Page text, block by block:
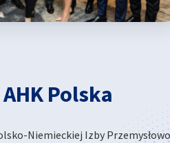
PolishPolska
Niemieckiej Izby